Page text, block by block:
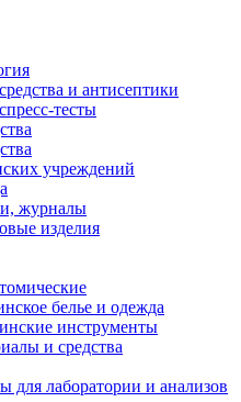
и антисептики
тесты
учреждений
журналы
изделия
белье и одежда
инструменты
и средства
для лаборатории и анализов